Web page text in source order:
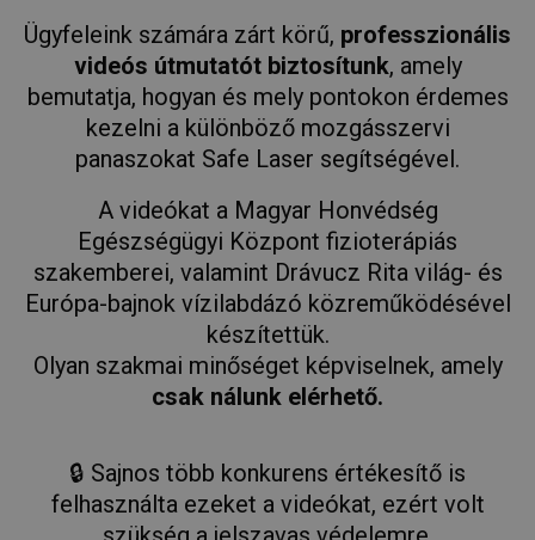
Ügyfeleink számára zárt körű, professzionális
videós útmutatót biztosítunk, amely
bemutatja, hogyan és mely pontokon érdemes
kezelni a különböző mozgásszervi
panaszokat Safe Laser segítségével.
A videókat a Magyar Honvédség
Egészségügyi Központ fizioterápiás
szakemberei, valamint Drávucz Rita világ- és
Európa-bajnok vízilabdázó közreműködésével
készítettük.
Olyan szakmai minőséget képviselnek, amely
csak nálunk elérhető.
🔒 Sajnos több konkurens értékesítő is
felhasználta ezeket a videókat, ezért volt